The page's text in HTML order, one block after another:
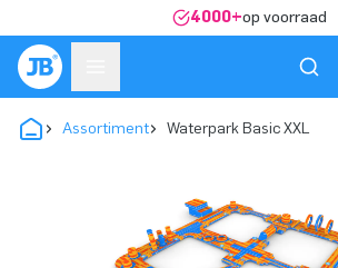
4000+op voorraad
Assortiment Waterpark Basic XXL